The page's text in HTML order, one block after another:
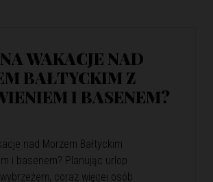
WAKACJE NAD
BAŁTYCKIM Z
I BASENEM?
nad Morzem Bałtyckim
i basenem? Planując urlop
coraz więcej osób